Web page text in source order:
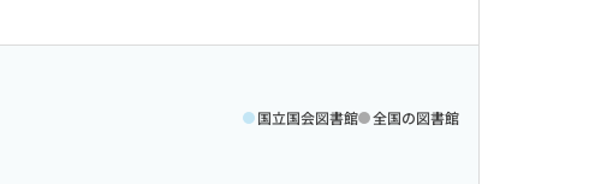
国立国会図書館 全国の図書館